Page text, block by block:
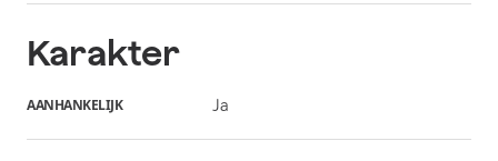
Karakter
AANHANKELIJK Ja